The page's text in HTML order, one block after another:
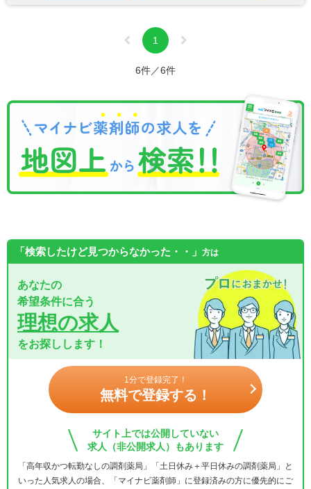
1
6件／6件
「検索したけど見つからなかった・・」 方は
あなたの
希望条件に合う
理想の求人
をお探しします！
1分で登録完了！
無料で登録する！
サイト上では公開していない
求人（非公開求人）もあります
「高年収かつ転勤なしの調剤薬局」「土日休み＋平日休みの調剤薬局」と
いった人気求人の場合、「マイナビ薬剤師」に登録済みの方に優先的にご